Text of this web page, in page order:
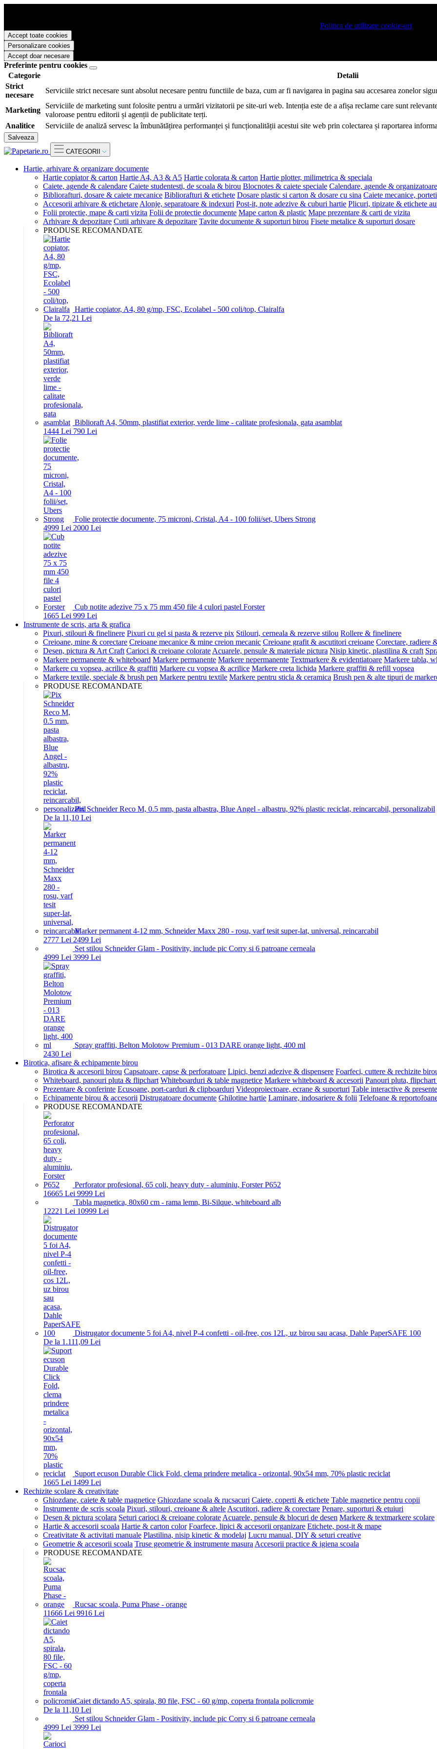
Politica de utilizare cookie-uri
Accept toate cookies
Personalizare cookies
Accept doar necesare
Preferinte pentru cookies
Categorie
Detalii
Strict
necesare
Serviciile strict necesare sunt absolut necesare pentru functiile de baza, cum ar fi navigarea in pagina sau accesarea zonelor
Marketing
Serviciile de marketing sunt folosite pentru a urmări vizitatorii pe site-uri web. Intenția este de a afișa reclame care sunt
valoroase pentru editorii și agenții de publicitate terți.
Analitice
Serviciile de analiză servesc la îmbunătățirea performanței și funcționalității acestui site web prin colectarea și raportarea
Salveaza
CATEGORII
Hartie, arhivare & organizare documente
Hartie copiator & carton Hartie A4, A3 & A5 Hartie colorata & carton Hartie plotter, milimetrica & speciala
Caiete, agende & calendare Caiete studentesti, de scoala & birou Blocnotes & caiete speciale Calendare, agende & organizatoare
Bibliorafturi, dosare & caiete mecanice Bibliorafturi & etichete Dosare plastic si carton & dosare cu sina Caiete mecanice,
Accesorii arhivare & etichetare Alonje, separatoare & indexuri Post-it, note adezive & cuburi hartie Plicuri, tipizate & etichete
Folii protectie, mape & carti vizita Folii de protectie documente Mape carton & plastic Mape prezentare & carti de vizita
Arhivare & depozitare Cutii arhivare & depozitare Tavite documente & suporturi birou Fisete metalice & suporturi dosare
PRODUSE RECOMANDATE
Hartie copiator, A4, 80 g/mp, FSC, Ecolabel - 500 coli/top, Clairalfa
De la 72,21 Lei
Biblioraft A4, 50mm, plastifiat exterior, verde lime - calitate profesionala, gata asamblat
1444 Lei 790 Lei
Folie protectie documente, 75 microni, Cristal, A4 - 100 folii/set, Ubers Strong
4999 Lei 2000 Lei
Cub notite adezive 75 x 75 mm 450 file 4 culori pastel Forster
1665 Lei 999 Lei
Instrumente de scris, arta & grafica
Pixuri, stilouri & finelinere Pixuri cu gel si pasta & rezerve pix Stilouri, cerneala & rezerve stilou Rollere & finelinere
Creioane, mine & corectare Creioane mecanice & mine creion mecanic Creioane grafit & ascutitori creioane Corectare, radiere
Desen, pictura & Art Craft Carioci & creioane colorate Acuarele, pensule & materiale pictura Nisip kinetic, plastilina & craft
Markere permanente & whiteboard Markere permanente Markere nepermanente Textmarkere & evidentiatoare Markere tabla,
Markere cu vopsea, acrilice & graffiti Markere cu vopsea & acrilice Markere creta lichida Markere graffiti & refill vopsea
Markere textile, speciale & brush pen Markere pentru textile Markere pentru sticla & ceramica Brush pen & alte tipuri de
PRODUSE RECOMANDATE
Pix Schneider Reco M, 0.5 mm, pasta albastra, Blue Angel - albastru, 92% plastic reciclat, reincarcabil, personalizabil
De la 11,10 Lei
Marker permanent 4-12 mm, Schneider Maxx 280 - rosu, varf tesit super-lat, universal, reincarcabil
2777 Lei 2499 Lei
Set stilou Schneider Glam - Positivity, include pic Corry si 6 patroane cerneala
4999 Lei 3999 Lei
Spray graffiti, Belton Molotow Premium - 013 DARE orange light, 400 ml
2430 Lei
Birotica, afisare & echipamente birou
Birotica & accesorii birou Capsatoare, capse & perforatoare Lipici, benzi adezive & dispensere Foarfeci, cuttere & rechizite
Whiteboard, panouri pluta & flipchart Whiteboarduri & table magnetice Markere whiteboard & accesorii Panouri pluta,
Prezentare & conferinte Ecusoane, port-carduri & clipboarduri Videoproiectoare, ecrane & suporturi Table interactive &
Echipamente birou & accesorii Distrugatoare documente Ghilotine hartie Laminare, indosariere & folii Telefoane &
PRODUSE RECOMANDATE
Perforator profesional, 65 coli, heavy duty - aluminiu, Forster P652
16665 Lei 9999 Lei
Tabla magnetica, 80x60 cm - rama lemn, Bi-Silque, whiteboard alb
12221 Lei 10999 Lei
Distrugator documente 5 foi A4, nivel P-4 confetti - oil-free, cos 12L, uz birou sau acasa, Dahle PaperSAFE 100
De la 1.111,09 Lei
Suport ecuson Durable Click Fold, clema prindere metalica - orizontal, 90x54 mm, 70% plastic reciclat
1665 Lei 1499 Lei
Rechizite scolare & creativitate
Ghiozdane, caiete & table magnetice Ghiozdane scoala & rucsacuri Caiete, coperti & etichete Table magnetice pentru copii
Instrumente de scris scoala Pixuri, stilouri, creioane & altele Ascutitori, radiere & corectare Penare, suporturi & etuiuri
Desen & pictura scolara Seturi carioci & creioane colorate Acuarele, pensule & blocuri de desen Markere & textmarkere scolare
Hartie & accesorii scoala Hartie & carton color Foarfece, lipici & accesorii organizare Etichete, post-it & mape
Creativitate & activitati manuale Plastilina, nisip kinetic & modelaj Lucru manual, DIY & seturi creative
Geometrie & accesorii scoala Truse geometrie & instrumente masura Accesorii practice & igiena scoala
PRODUSE RECOMANDATE
Rucsac scoala, Puma Phase - orange
11666 Lei 9916 Lei
Caiet dictando A5, spirala, 80 file, FSC - 60 g/mp, coperta frontala policromie
De la 11,10 Lei
Set stilou Schneider Glam - Positivity, include pic Corry si 6 patroane cerneala
4999 Lei 3999 Lei